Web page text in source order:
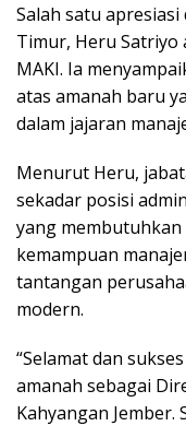
Salah satu apresiasi
Timur, Heru Satriyo
MAKI. Ia
atas amanah baru
dalam jajaran
Menurut Heru,
sekadar posisi
yang
kemampuan
tantangan
modern.
“Selamat dan
amanah sebagai
Kahyangan Jember.